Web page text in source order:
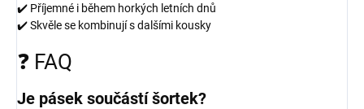
✔️ Příjemné i během horkých letních dnů
✔️ Skvěle se kombinují s dalšími kousky
❓ FAQ
Je pásek součástí šortek?